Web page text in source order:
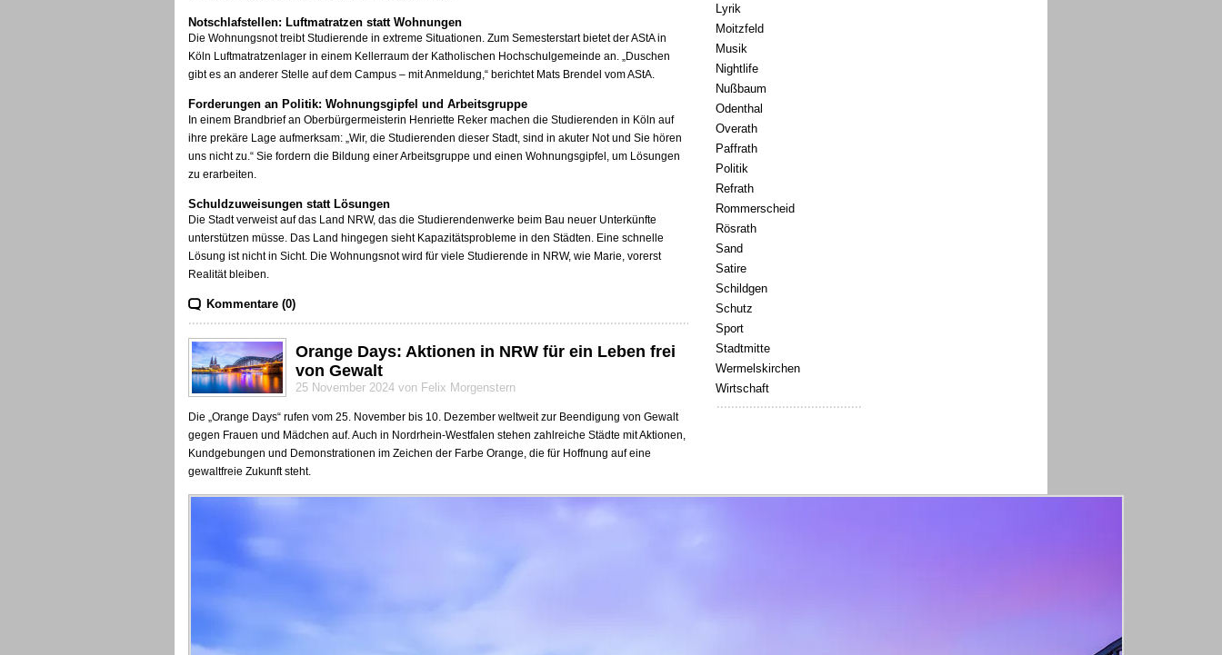
Notschlafstellen: Luftmatratzen statt Wohnungen
Die Wohnungsnot treibt Studierende in extreme Situationen. Zum Semesterstart bietet der AStA in
Köln Luftmatratzenlager in einem Kellerraum der Katholischen Hochschulgemeinde an. „Duschen
gibt es an anderer Stelle auf dem Campus – mit Anmeldung,“ berichtet Mats Brendel vom AStA.
Forderungen an Politik: Wohnungsgipfel und Arbeitsgruppe
In einem Brandbrief an Oberbürgermeisterin Henriette Reker machen die Studierenden in Köln auf
ihre prekäre Lage aufmerksam: „Wir, die Studierenden dieser Stadt, sind in akuter Not und Sie hören
uns nicht zu.“ Sie fordern die Bildung einer Arbeitsgruppe und einen Wohnungsgipfel, um Lösungen
zu erarbeiten.
Schuldzuweisungen statt Lösungen
Die Stadt verweist auf das Land NRW, das die Studierendenwerke beim Bau neuer Unterkünfte
unterstützen müsse. Das Land hingegen sieht Kapazitätsprobleme in den Städten. Eine schnelle
Lösung ist nicht in Sicht. Die Wohnungsnot wird für viele Studierende in NRW, wie Marie, vorerst
Realität bleiben.
Kommentare (0)
Orange Days: Aktionen in NRW für ein Leben frei
von Gewalt
25 November 2024 von Felix Morgenstern
Die „Orange Days“ rufen vom 25. November bis 10. Dezember weltweit zur Beendigung von Gewalt
gegen Frauen und Mädchen auf. Auch in Nordrhein-Westfalen stehen zahlreiche Städte mit Aktionen,
Kundgebungen und Demonstrationen im Zeichen der Farbe Orange, die für Hoffnung auf eine
gewaltfreie Zukunft steht.
Lyrik
Moitzfeld
Musik
Nightlife
Nußbaum
Odenthal
Overath
Paffrath
Politik
Refrath
Rommerscheid
Rösrath
Sand
Satire
Schildgen
Schutz
Sport
Stadtmitte
Wermelskirchen
Wirtschaft